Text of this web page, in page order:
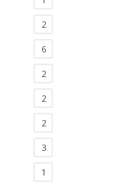
2
6
2
2
2
3
1